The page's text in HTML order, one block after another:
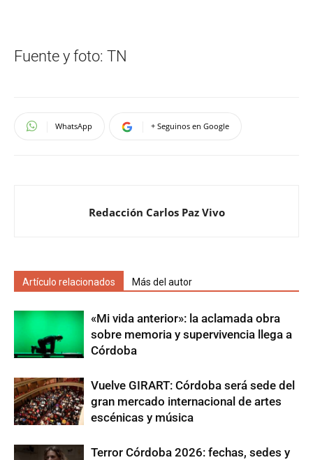
Fuente y foto: TN
WhatsApp + Seguinos en Google
Redacción Carlos Paz Vivo
Artículo relacionados Más del autor
«Mi vida anterior»: la aclamada obra
sobre memoria y supervivencia llega a
Córdoba
Vuelve GIRART: Córdoba será sede del
gran mercado internacional de artes
escénicas y música
Terror Córdoba 2026: fechas, sedes y